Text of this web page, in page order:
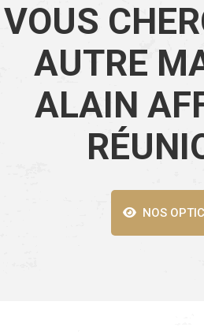
VOUS
AUTRE
ALAIN
NOS